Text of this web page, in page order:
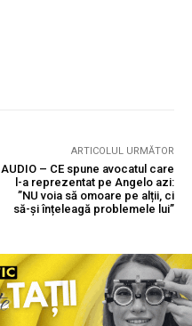
ARTICOLUL URMĂTOR
AUDIO – CE spune avocatul care
l-a reprezentat pe Angelo azi:
”NU voia să omoare pe alții, ci
să-și înțeleagă problemele lui”